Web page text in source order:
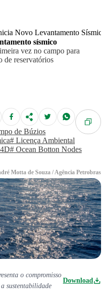
Novo Levantamento
sísmico
vez no campo para
de reservatórios
de Búzios
# Licença Ambiental
# Ocean Botton Nodes
Motta de Souza / Agência Petrobras
o compromisso
sustentabilidade
Download